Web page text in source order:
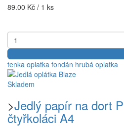
89.00 Kč / 1 ks
tenka oplatka fondán hrubá oplatka
Skladem
>Jedlý papír na dort
čtyřkoláci A4